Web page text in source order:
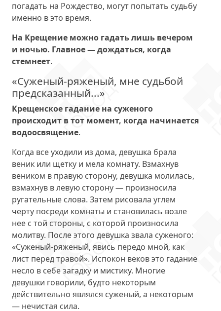
погадать на Рождество, могут попытать судьбу
именно в это время.
На Крещение можно гадать лишь вечером
и ночью. Главное — дождаться, когда
стемнеет.
«Суженый-ряженый, мне судьбой
предсказанный...»
Крещенское гадание на суженого
происходит в тот момент, когда начинается
водоосвящение.
Когда все уходили из дома, девушка брала
веник или щетку и мела комнату. Взмахнув
веником в правую сторону, девушка молилась,
взмахнув в левую сторону — произносила
ругательные слова. Затем рисовала углем
черту посреди комнаты и становилась возле
нее с той стороны, с которой произносила
молитву. После этого девушка звала суженого:
«Суженый-ряженый, явись передо мной, как
лист перед травой». Испокон веков это гадание
несло в себе загадку и мистику. Многие
девушки говорили, будто некоторым
действительно являлся суженый, а некоторым
— нечистая сила.